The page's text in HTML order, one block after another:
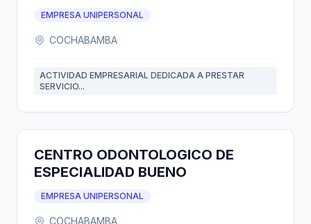
EMPRESA UNIPERSONAL
COCHABAMBA
ACTIVIDAD EMPRESARIAL DEDICADA A PRESTAR
SERVICIO...
CENTRO ODONTOLOGICO DE
ESPECIALIDAD BUENO
EMPRESA UNIPERSONAL
COCHABAMBA